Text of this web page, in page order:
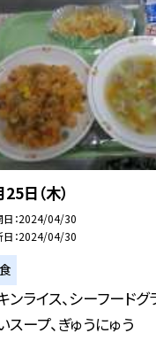
日（木）
2024/04/30
日 2024/04/30
ンライス、シーフードグ
スープ、ぎゅうにゅう